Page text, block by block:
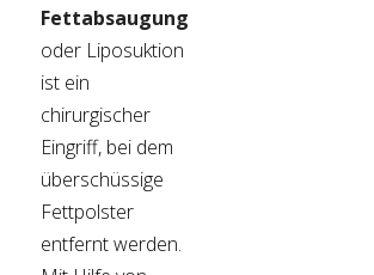
Fettabsaugung
oder Liposuktion
ist ein
chirurgischer
Eingriff, bei dem
überschüssige
Fettpolster
entfernt werden.